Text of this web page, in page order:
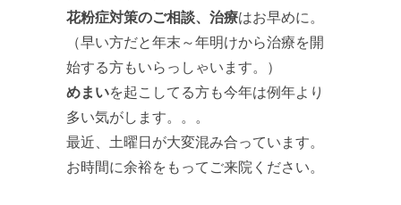
花粉症対策のご相談、治療はお早めに。
（早い方だと年末～年明けから治療を開
始する方もいらっしゃいます。）
めまいを起こしてる方も今年は例年より
多い気がします。。。
最近、土曜日が大変混み合っています。
お時間に余裕をもってご来院ください。